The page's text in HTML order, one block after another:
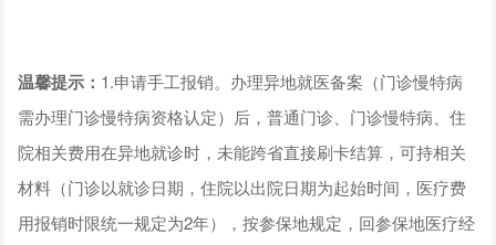
温馨提示： 1.申请手工报销。办理异地就医备案（门诊慢特病
需办理门诊慢特病资格认定）后，普通门诊、门诊慢特病、住
院相关费用在异地就诊时，未能跨省直接刷卡结算，可持相关
材料（门诊以就诊日期，住院以出院日期为起始时间，医疗费
用报销时限统一规定为2年），按参保地规定，回参保地医疗经